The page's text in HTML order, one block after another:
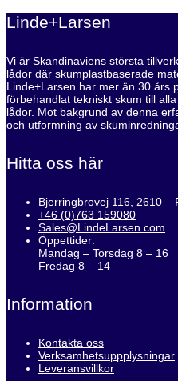
Linde+Larsen
Vi är Skandinaviens största
lådor där skumplastbaserade
Linde+Larsen har mer än 30 års
förbehandlat tekniskt skum till
lådor. Mot bakgrund av denna
och utformning av
Hitta oss här
Bjerringbrovej 116, 2610 –
+46 (0)763 159080
Sales@LindeLarsen.com
Öppettider:
Mandag – Torsdag 8 – 16
Fredag 8 – 14
Information
Kontakta oss
Verksamhetsuppplysningar
Leveransvillkor